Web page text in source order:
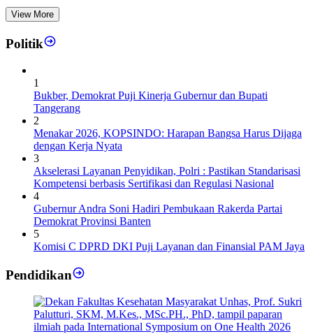
View More
Politik
1
Bukber, Demokrat Puji Kinerja Gubernur dan Bupati
Tangerang
2
Menakar 2026, KOPSINDO: Harapan Bangsa Harus Dijaga
dengan Kerja Nyata
3
Akselerasi Layanan Penyidikan, Polri : Pastikan Standarisasi
Kompetensi berbasis Sertifikasi dan Regulasi Nasional
4
Gubernur Andra Soni Hadiri Pembukaan Rakerda Partai
Demokrat Provinsi Banten
5
Komisi C DPRD DKI Puji Layanan dan Finansial PAM Jaya
Pendidikan